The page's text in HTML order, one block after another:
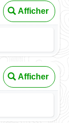
Afficher
Afficher